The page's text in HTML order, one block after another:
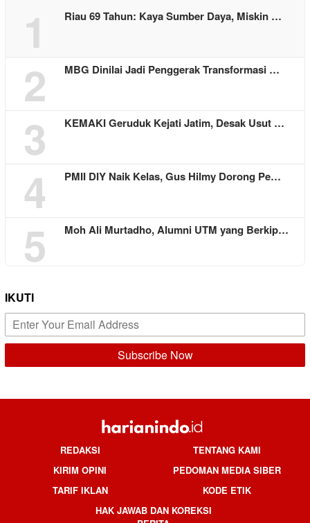
1 Riau 69 Tahun: Kaya Sumber Daya, Miskin …
2 MBG Dinilai Jadi Penggerak Transformasi …
3 KEMAKI Geruduk Kejati Jatim, Desak Usut …
4 PMII DIY Naik Kelas, Gus Hilmy Dorong Pe…
5 Moh Ali Murtadho, Alumni UTM yang Berkip…
IKUTI
REDAKSI
TENTANG KAMI
KIRIM OPINI
PEDOMAN MEDIA SIBER
TARIF IKLAN
KODE ETIK
HAK JAWAB DAN KOREKSI